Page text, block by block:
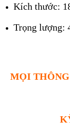
Kích thước:
Trọng lượng:
MỌI